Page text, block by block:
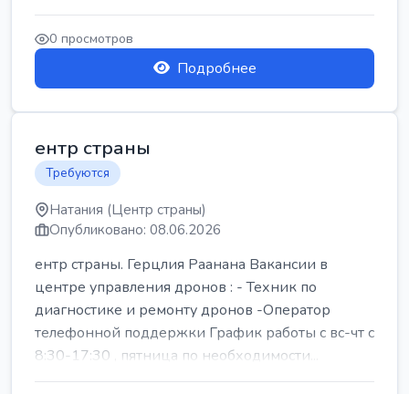
0 просмотров
Подробнее
ентр страны
Требуются
Натания (Центр страны)
Опубликовано: 08.06.2026
ентр страны. Герцлия Раанана Вакансии в
центре управления дронов : - Техник по
диагностике и ремонту дронов -Оператор
телефонной поддержки График работы с вс-чт с
8:30-17:30 , пятница по необходимости...